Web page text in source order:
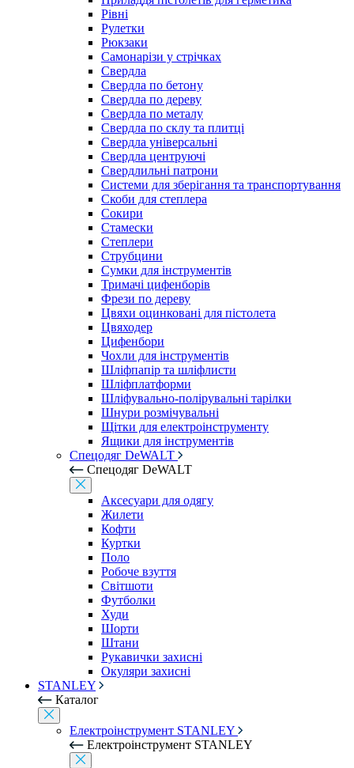
Рівні
Рулетки
Рюкзаки
Самонарізи у стрічках
Свердла
Свердла по бетону
Свердла по дереву
Свердла по металу
Свердла по склу та плитці
Свердла універсальні
Свердла центруючі
Свердлильні патрони
Системи для зберігання та транспортування
Скоби для степлера
Сокири
Стамески
Степлери
Струбцини
Сумки для інструментів
Тримачі цифенборів
Фрези по дереву
Цвяхи оцинковані для пістолета
Цвяходер
Цифенбори
Чохли для інструментів
Шліфпапір та шліфлисти
Шліфплатформи
Шліфувально-полірувальні тарілки
Шнури розмічувальні
Щітки для електроінструменту
Ящики для інструментів
Спецодяг DeWALT
Спецодяг DeWALT
Аксесуари для одягу
Жилети
Кофти
Куртки
Поло
Робоче взуття
Світшоти
Футболки
Худи
Шорти
Штани
Рукавички захисні
Окуляри захисні
STANLEY
Каталог
Електроінструмент STANLEY
Електроінструмент STANLEY